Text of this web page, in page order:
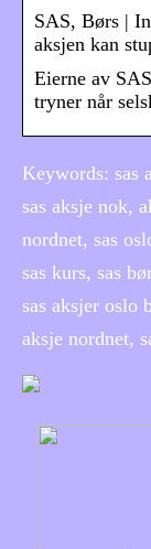
SAS, Børs |
aksjen kan
Eierne av
tryner når
Keywords: sas
sas aksje nok,
nordnet, sas
sas kurs, sas
sas aksjer oslo
aksje nordnet,